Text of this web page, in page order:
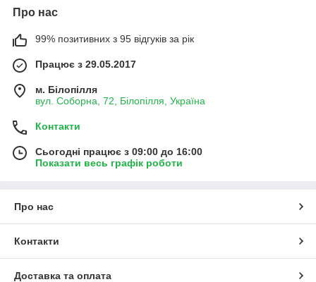
Про нас
99% позитивних з 95 відгуків за рік
Працює з 29.05.2017
м. Білопілля
вул. Соборна, 72, Білопілля, Україна
Контакти
Сьогодні працює з 09:00 до 16:00
Показати весь графік роботи
Про нас
Контакти
Доставка та оплата